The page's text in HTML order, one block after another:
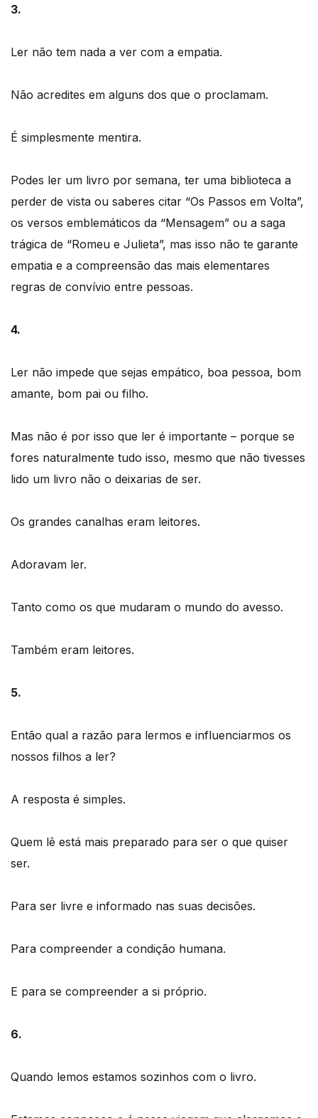
3.
Ler não tem nada a ver com a empatia.
Não acredites em alguns dos que o proclamam.
É simplesmente mentira.
Podes ler um livro por semana, ter uma biblioteca a
perder de vista ou saberes citar “Os Passos em Volta”,
os versos emblemáticos da “Mensagem” ou a saga
trágica de “Romeu e Julieta”, mas isso não te garante
empatia e a compreensão das mais elementares
regras de convívio entre pessoas.
4.
Ler não impede que sejas empático, boa pessoa, bom
amante, bom pai ou filho.
Mas não é por isso que ler é importante – porque se
fores naturalmente tudo isso, mesmo que não tivesses
lido um livro não o deixarias de ser.
Os grandes canalhas eram leitores.
Adoravam ler.
Tanto como os que mudaram o mundo do avesso.
Também eram leitores.
5.
Então qual a razão para lermos e influenciarmos os
nossos filhos a ler?
A resposta é simples.
Quem lê está mais preparado para ser o que quiser
ser.
Para ser livre e informado nas suas decisões.
Para compreender a condição humana.
E para se compreender a si próprio.
6.
Quando lemos estamos sozinhos com o livro.